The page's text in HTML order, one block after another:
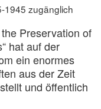
1945 zugänglich
Preservation of
hat auf der
ein enormes
aus der Zeit
und öffentlich